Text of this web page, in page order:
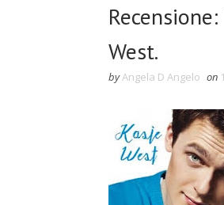
West.
byAngela D Angelo on